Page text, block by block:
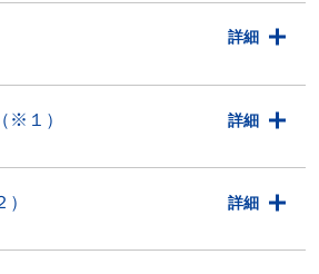
詳細
※１） 詳細
） 詳細